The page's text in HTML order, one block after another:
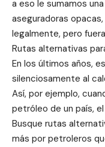
a eso le sumamos
aseguradoras
legalmente, pero
Rutas alternativas
En los últimos años,
silenciosamente al
Así, por ejemplo,
petróleo de un país,
Busque rutas
más por petroleros